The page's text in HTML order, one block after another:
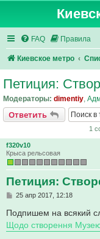
FAQ Правила
Киевское метро
Петиция:
Модераторы: dimentiy,
Ответить
1
f320v10
Крыса рельсовая
Петиция:
С
о
б
щ
е
25 апр 2017, 12:18
Подпишем на всякий
Щодо створення